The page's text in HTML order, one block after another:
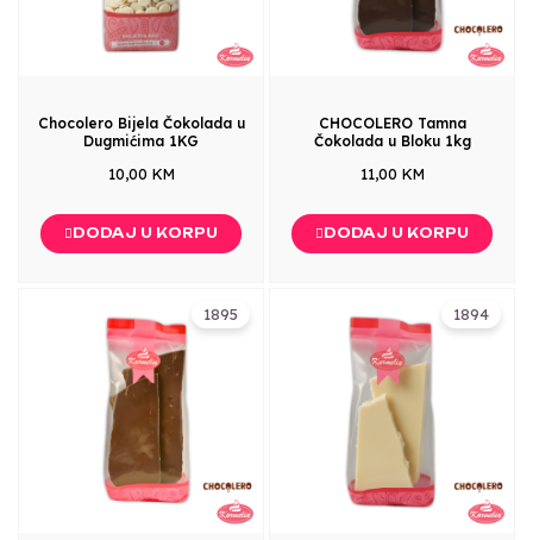
Chocolero Bijela Čokolada u
Dugmićima 1KG
10,00 KM
DODAJ U KORPU
CHOCOLERO Tamna
Čokolada u Bloku 1kg
11,00 KM
DODAJ U KORPU
1895 1894